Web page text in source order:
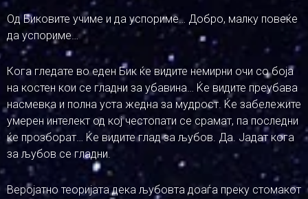
Од Биковите учиме и да успориме… Добро, малку повеќе
да успориме…
Кога гледате во еден Бик ќе видите немирни очи со боја
на костен кои се гладни за убавина… Ќе видите преубава
насмевка и полна уста жедна за мудрост. Ќе забележите
умерен интелект од кој честопати се срамат, па последни
ќе прозборат… Ќе видите глад за љубов. Да. Јадат кога
за љубов се гладни.
Веројатно теоријата дека љубовта доаѓа преку стомакот